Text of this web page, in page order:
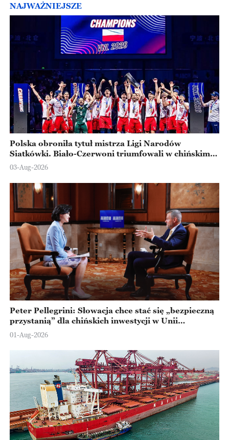
NAJWAŻNIEJSZE
Polska obroniła tytuł mistrza Ligi Narodów
Siatkówki. Biało-Czerwoni triumfowali w chińskim
Ningbo
03-Aug-2026
Peter Pellegrini: Słowacja chce stać się „bezpieczną
przystanią” dla chińskich inwestycji w Unii
Europejskiej
01-Aug-2026